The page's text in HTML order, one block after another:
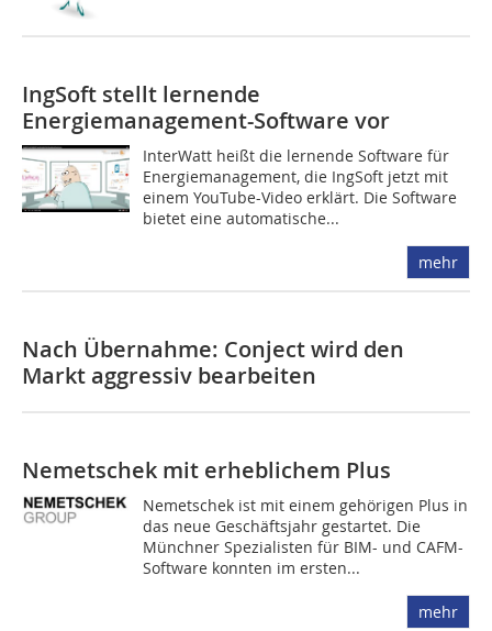
IngSoft stellt lernende
Energiemanagement-Software vor
InterWatt heißt die lernende Software für
Energiemanagement, die IngSoft jetzt mit
einem YouTube-Video erklärt. Die Software
bietet eine automatische...
mehr
Nach Übernahme: Conject wird den
Markt aggressiv bearbeiten
Nemetschek mit erheblichem Plus
Nemetschek ist mit einem gehörigen Plus in
das neue Geschäftsjahr gestartet. Die
Münchner Spezialisten für BIM- und CAFM-
Software konnten im ersten...
mehr